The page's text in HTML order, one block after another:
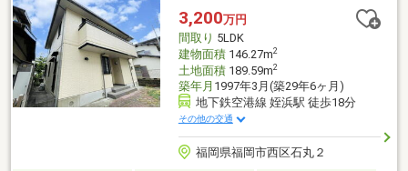
3,200万円
間取り 5LDK
建物面積146.27m2
土地面積189.59m2
築年月 1997年3月(築29年6ヶ月)
地下鉄空港線 姪浜駅 徒歩18分
その他の交通
福岡県福岡市西区石丸２